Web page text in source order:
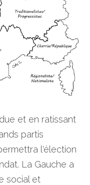
et en ratissant
partis
l'élection
La Gauche a
social et